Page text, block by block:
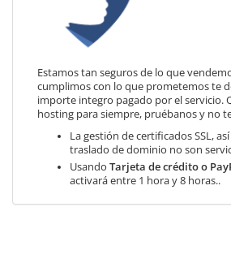
Estamos tan seguros de lo que
cumplimos con lo que prometemos te
importe integro pagado por el servicio.
hosting para siempre, pruébanos y no
La gestión de certificados SSL,
traslado de dominio no son
Usando Tarjeta de crédito o
activará entre 1 hora y 8 horas..